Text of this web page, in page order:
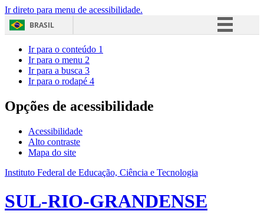
Ir direto para menu de acessibilidade.
BRASIL
Acesso à informação
Ir para o conteúdo 1
Ir para o menu 2
Ir para a busca 3
Ir para o rodapé 4
Opções de acessibilidade
Acessibilidade
Alto contraste
Mapa do site
Instituto Federal de Educação, Ciência e Tecnologia
SUL-RIO-GRANDENSE